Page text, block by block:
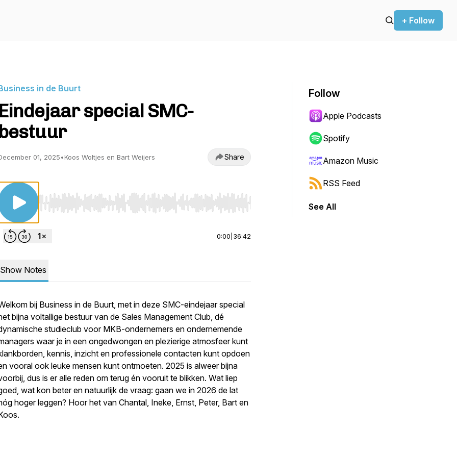
+ Follow
in de Buurt
Eindejaar special SMC-
bestuur
01, 2025•Koos Woltjes en Bart Weijers Share
Use Left/Right to seek, Home/End to jump to start or end. Hold shift to jump forward or backward.
0:00 36:42
Show Notes
bij Business in de Buurt, met in deze SMC-eindejaar special
bijna voltallige bestuur van de Sales Management Club, dé
studieclub voor MKB-ondernemers en ondernemende
waar je in een ongedwongen en plezierige atmosfeer kunt
kennis, inzicht en professionele contacten kunt opdoen
vooral ook leuke mensen kunt ontmoeten. 2025 is alweer bijna
dus is er alle reden om terug én vooruit te blikken. Wat liep
wat kon beter en natuurlijk de vraag: gaan we in 2026 de lat
hoger leggen? Hoor het van Chantal, Ineke, Ernst, Peter, Bart en
Follow
Apple Podcasts
Spotify
Amazon Music
RSS Feed
See All